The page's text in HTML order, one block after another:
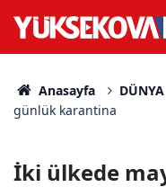
Anasayfa DÜNYA
günlük karantina
İki ülkede